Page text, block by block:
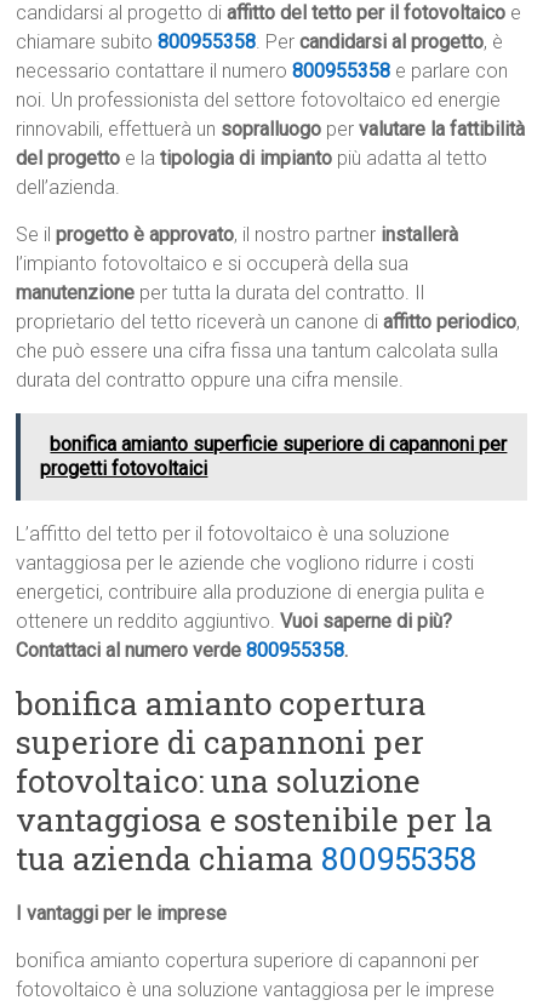
candidarsi al progetto diaffitto del tetto per il fotovoltaico e
chiamare subito800955358. Percandidarsi al progetto, è
necessario contattare il numero800955358 e parlare con
noi. Un professionista del settore fotovoltaico ed energie
rinnovabili, effettuerà un sopralluogo pervalutare la fattibilità
del progetto e latipologia di impianto più adatta al tetto
dell’azienda.
Se ilprogetto è approvato, il nostro partner installerà
l’impianto fotovoltaico e si occuperà della sua
manutenzione per tutta la durata del contratto. Il
proprietario del tetto riceverà un canone diaffitto periodico,
che può essere una cifra fissa una tantum calcolata sulla
durata del contratto oppure una cifra mensile.
bonifica amianto superficie superiore di capannoni per
progetti fotovoltaici
L’affitto del tetto per il fotovoltaico è una soluzione
vantaggiosa per le aziende che vogliono ridurre i costi
energetici, contribuire alla produzione di energia pulita e
ottenere un reddito aggiuntivo.Vuoi saperne di più?
Contattaci al numero verde800955358.
bonifica amianto copertura
superiore di capannoni per
fotovoltaico: una soluzione
vantaggiosa e sostenibile per la
tua azienda chiama 800955358
I vantaggi per le imprese
bonifica amianto copertura superiore di capannoni per
fotovoltaico è una soluzione vantaggiosa per le imprese